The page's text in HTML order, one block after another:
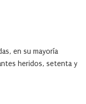
en su mayoría
heridos, setenta y